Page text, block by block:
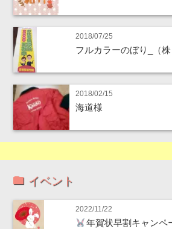
2018/07/25
フルカラーのぼり_（
2018/02/15
海道様
イベント
2022/11/22
年賀状早割キャンペ